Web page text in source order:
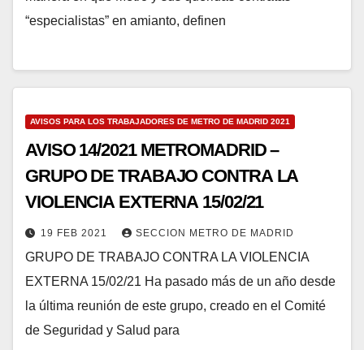
“especialistas” en amianto, definen
AVISOS PARA LOS TRABAJADORES DE METRO DE MADRID 2021
AVISO 14/2021 METROMADRID –
GRUPO DE TRABAJO CONTRA LA
VIOLENCIA EXTERNA 15/02/21
19 FEB 2021 SECCION METRO DE MADRID
GRUPO DE TRABAJO CONTRA LA VIOLENCIA
EXTERNA 15/02/21 Ha pasado más de un año desde
la última reunión de este grupo, creado en el Comité
de Seguridad y Salud para